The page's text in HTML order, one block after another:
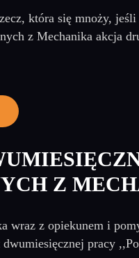
która się mnoży,
z Mechanika akcja
Z
wraz z opiekunem i
pracy